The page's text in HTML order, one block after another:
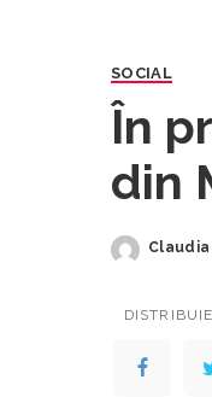
SOCIAL
În
din
Posted
Claudia